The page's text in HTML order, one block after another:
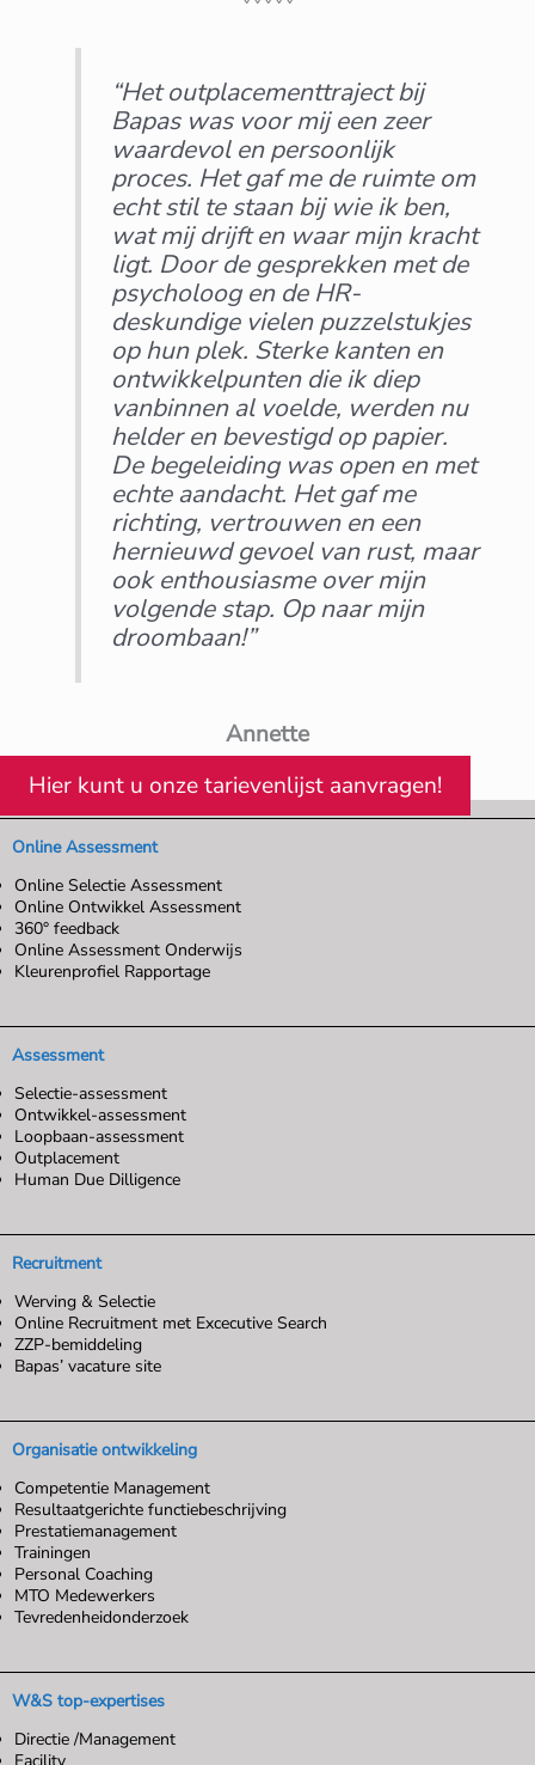
“Het outplacementtraject bij
Bapas was voor mij een zeer
waardevol en persoonlijk
proces. Het gaf me de ruimte om
echt stil te staan bij wie ik ben,
wat mij drijft en waar mijn kracht
ligt. Door de gesprekken met de
psycholoog en de HR-
deskundige vielen puzzelstukjes
op hun plek. Sterke kanten en
ontwikkelpunten die ik diep
vanbinnen al voelde, werden nu
helder en bevestigd op papier.
De begeleiding was open en met
echte aandacht. Het gaf me
richting, vertrouwen en een
hernieuwd gevoel van rust, maar
ook enthousiasme over mijn
volgende stap. Op naar mijn
droombaan!”
Annette
Hier kunt u onze tarievenlijst aanvragen!
Online Assessment
Online Selectie Assessment
Online Ontwikkel Assessment
360° feedback
Online Assessment Onderwijs
Kleurenprofiel Rapportage
Assessment
Selectie-assessment
Ontwikkel-assessment
Loopbaan-assessment
Outplacement
Human Due Dilligence
Recruitment
Werving & Selectie
Online Recruitment met Excecutive Search
ZZP-bemiddeling
Bapas’ vacature site
Organisatie ontwikkeling
Competentie Management
Resultaatgerichte functiebeschrijving
Prestatiemanagement
Trainingen
Personal Coaching
MTO Medewerkers
Tevredenheidonderzoek
W&S top-expertises
Directie /Management